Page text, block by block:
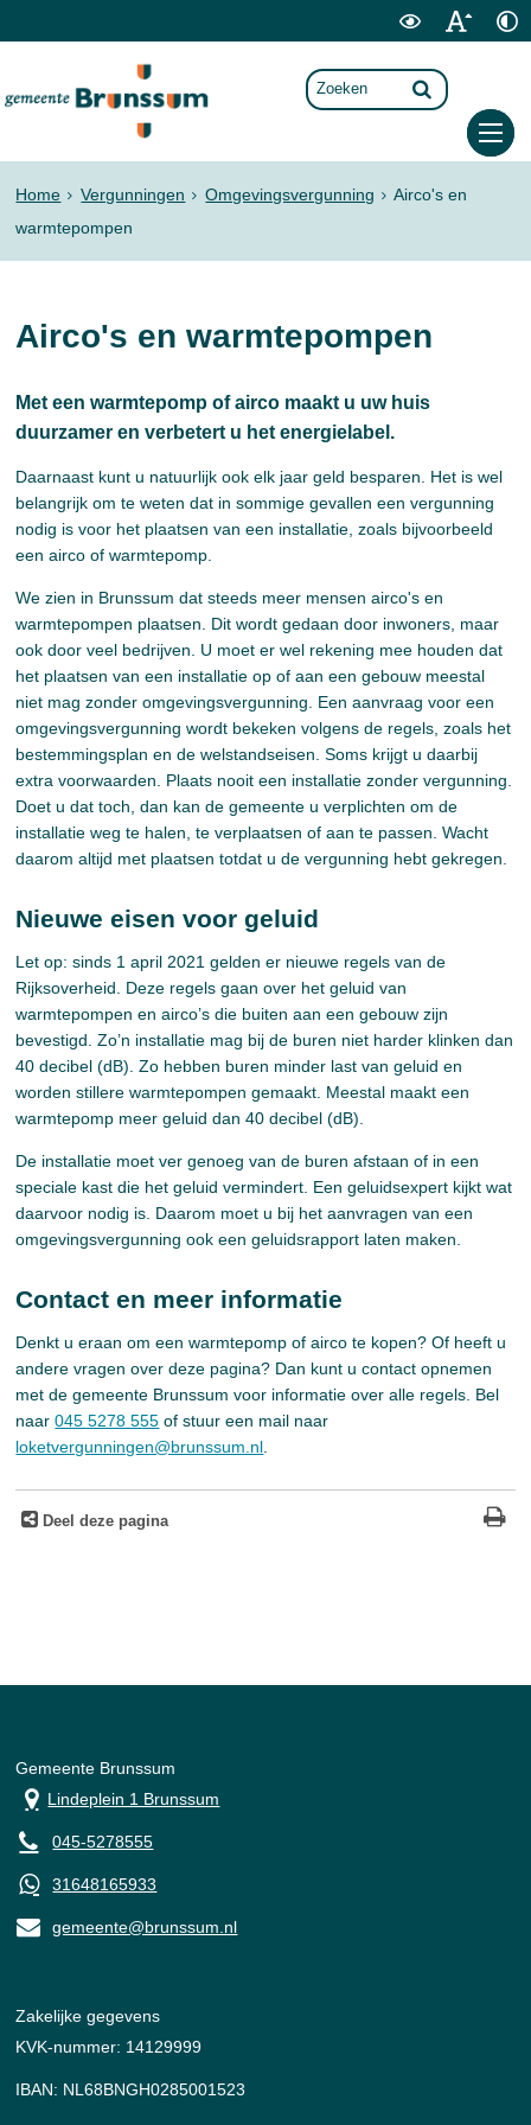
Home Vergunningen Omgevingsvergunning
Airco's en
warmtepompen
Airco's en warmtepompen
Met een warmtepomp of airco maakt u uw huis
duurzamer en verbetert u het energielabel.
Daarnaast kunt u natuurlijk ook elk jaar geld besparen. Het is wel
belangrijk om te weten dat in sommige gevallen een vergunning
nodig is voor het plaatsen van een installatie, zoals bijvoorbeeld
een airco of warmtepomp.
We zien in Brunssum dat steeds meer mensen airco's en
warmtepompen plaatsen. Dit wordt gedaan door inwoners, maar
ook door veel bedrijven. U moet er wel rekening mee houden dat
het plaatsen van een installatie op of aan een gebouw meestal
niet mag zonder omgevingsvergunning. Een aanvraag voor een
omgevingsvergunning wordt bekeken volgens de regels, zoals het
bestemmingsplan en de welstandseisen. Soms krijgt u daarbij
extra voorwaarden. Plaats nooit een installatie zonder vergunning.
Doet u dat toch, dan kan de gemeente u verplichten om de
installatie weg te halen, te verplaatsen of aan te passen. Wacht
daarom altijd met plaatsen totdat u de vergunning hebt gekregen.
Nieuwe eisen voor geluid
Let op: sinds 1 april 2021 gelden er nieuwe regels van de
Rijksoverheid. Deze regels gaan over het geluid van
warmtepompen en airco’s die buiten aan een gebouw zijn
bevestigd. Zo’n installatie mag bij de buren niet harder klinken dan
40 decibel (dB). Zo hebben buren minder last van geluid en
worden stillere warmtepompen gemaakt. Meestal maakt een
warmtepomp meer geluid dan 40 decibel (dB).
De installatie moet ver genoeg van de buren afstaan of in een
speciale kast die het geluid vermindert. Een geluidsexpert kijkt wat
daarvoor nodig is. Daarom moet u bij het aanvragen van een
omgevingsvergunning ook een geluidsrapport laten maken.
Contact en meer informatie
Denkt u eraan om een warmtepomp of airco te kopen? Of heeft u
andere vragen over deze pagina? Dan kunt u contact opnemen
met de gemeente Brunssum voor informatie over alle regels. Bel
naar045 5278 555 of stuur een mail naar
loketvergunningen@brunssum.nl
Deel deze pagina
Gemeente Brunssum
Lindeplein 1 Brunssum
045-5278555
31648165933
gemeente@brunssum.nl
Zakelijke gegevens
KVK-nummer: 14129999
IBAN: NL68BNGH0285001523